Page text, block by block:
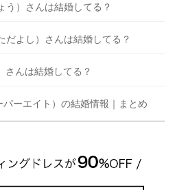
う）さんは結婚してる？
だよし）さんは結婚してる？
さんは結婚してる？
パーエイト）の結婚情報｜まとめ